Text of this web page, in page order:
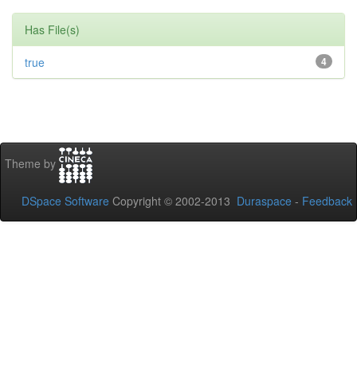
Has File(s)
4
true
Theme by
DSpace Software Copyright © 2002-2013 Duraspace - Feedback